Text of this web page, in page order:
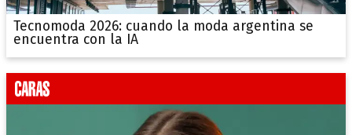
Tecnomoda 2026: cuando la moda argentina se
encuentra con la IA